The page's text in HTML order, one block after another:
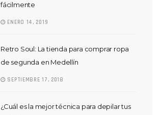
fácilmente
ENERO 14, 2019
Retro Soul: La tienda para comprar ropa
de segunda en Medellín
SEPTIEMBRE 17, 2018
¿Cuál es la mejor técnica para depilar tus